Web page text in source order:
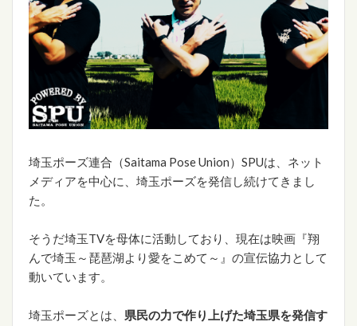
埼玉ポーズ連合（Saitama Pose Union）SPUは、ネット
メディアを中心に、埼玉ポーズを発信し続けてきまし
た。
そうだ埼玉TVを母体に活動しており、現在は映画『翔
んで埼玉～琵琶湖より愛をこめて～』の宣伝協力として
動いています。
埼玉ポーズとは、 県民の力で作り上げた埼玉県を発信す